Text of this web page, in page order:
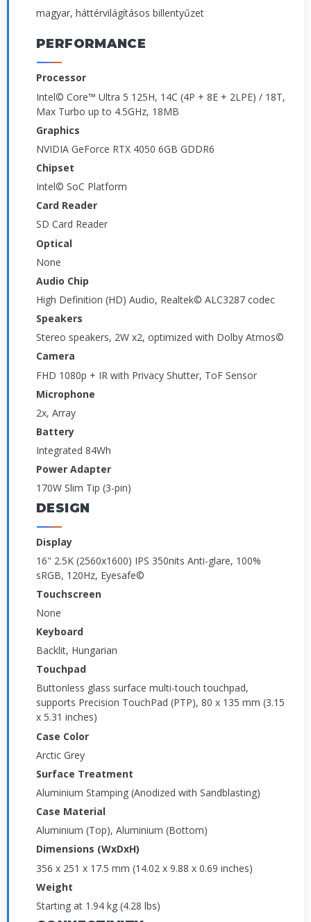
magyar, háttérvilágításos billentyűzet
PERFORMANCE
Processor
Intel© Core™ Ultra 5 125H, 14C (4P + 8E + 2LPE) / 18T,
Max Turbo up to 4.5GHz, 18MB
Graphics
NVIDIA GeForce RTX 4050 6GB GDDR6
Chipset
Intel© SoC Platform
Card Reader
SD Card Reader
Optical
None
Audio Chip
High Definition (HD) Audio, Realtek© ALC3287 codec
Speakers
Stereo speakers, 2W x2, optimized with Dolby Atmos©
Camera
FHD 1080p + IR with Privacy Shutter, ToF Sensor
Microphone
2x, Array
Battery
Integrated 84Wh
Power Adapter
170W Slim Tip (3-pin)
DESIGN
Display
16" 2.5K (2560x1600) IPS 350nits Anti-glare, 100%
sRGB, 120Hz, Eyesafe©
Touchscreen
None
Keyboard
Backlit, Hungarian
Touchpad
Buttonless glass surface multi-touch touchpad,
supports Precision TouchPad (PTP), 80 x 135 mm (3.15
x 5.31 inches)
Case Color
Arctic Grey
Surface Treatment
Aluminium Stamping (Anodized with Sandblasting)
Case Material
Aluminium (Top), Aluminium (Bottom)
Dimensions (WxDxH)
356 x 251 x 17.5 mm (14.02 x 9.88 x 0.69 inches)
Weight
Starting at 1.94 kg (4.28 lbs)